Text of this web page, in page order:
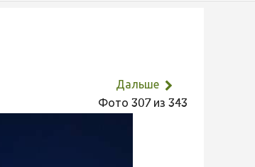
Дальше
Фото 307 из 343